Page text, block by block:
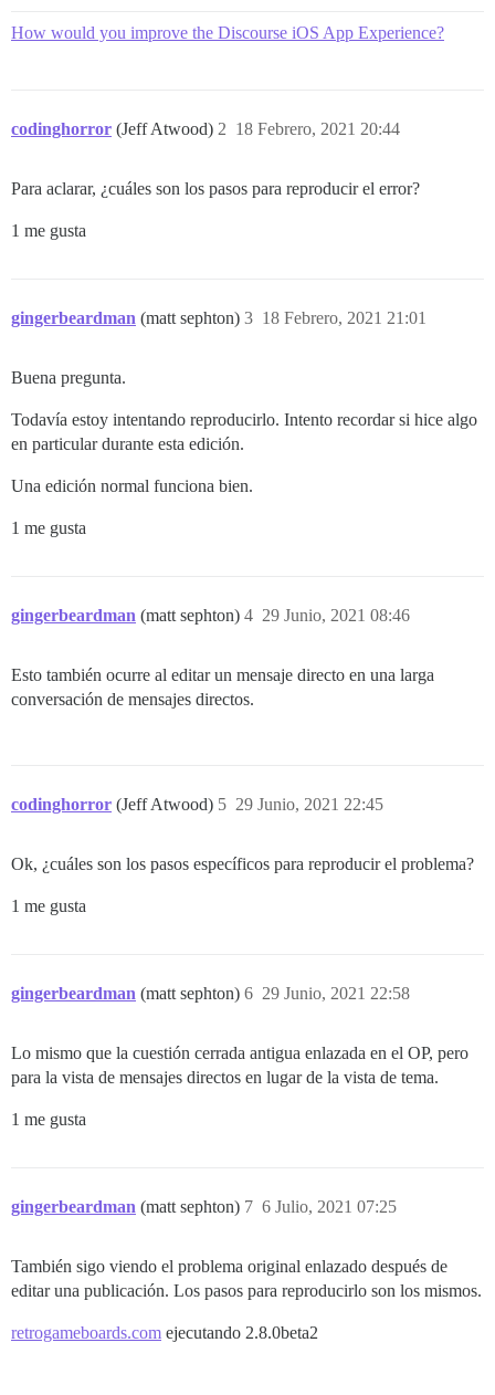
How would you improve the Discourse iOS App Experience?
codinghorror (Jeff Atwood) 18 Febrero, 2021 20:44
2
Para aclarar, ¿cuáles son los pasos para reproducir el error?
1 me gusta
gingerbeardman (matt sephton) 18 Febrero, 2021 21:01
3
Buena pregunta.
Todavía estoy intentando reproducirlo. Intento recordar si hice algo
en particular durante esta edición.
Una edición normal funciona bien.
1 me gusta
gingerbeardman (matt sephton) 29 Junio, 2021 08:46
4
Esto también ocurre al editar un mensaje directo en una larga
conversación de mensajes directos.
codinghorror (Jeff Atwood) 29 Junio, 2021 22:45
5
Ok, ¿cuáles son los pasos específicos para reproducir el problema?
1 me gusta
gingerbeardman (matt sephton) 29 Junio, 2021 22:58
6
Lo mismo que la cuestión cerrada antigua enlazada en el OP, pero
para la vista de mensajes directos en lugar de la vista de tema.
1 me gusta
gingerbeardman (matt sephton) 6 Julio, 2021 07:25
7
También sigo viendo el problema original enlazado después de
editar una publicación. Los pasos para reproducirlo son los mismos.
retrogameboards.com ejecutando 2.8.0beta2